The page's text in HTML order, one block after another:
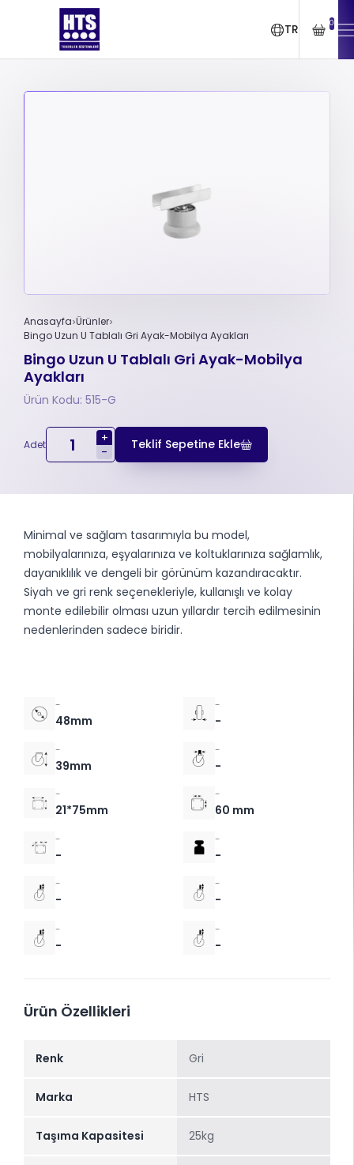
TR 0
Anasayfa Ürünler
Bingo Uzun U Tablalı Gri Ayak-Mobilya Ayakları
Bingo Uzun U Tablalı Gri Ayak-Mobilya
Ayakları
Ürün Kodu: 515-G
Adet
+
-
Teklif Sepetine Ekle
Minimal ve sağlam tasarımıyla bu model,
mobilyalarınıza, eşyalarınıza ve koltuklarınıza sağlamlık,
dayanıklılık ve dengeli bir görünüm kazandıracaktır.
Siyah ve gri renk seçenekleriyle, kullanışlı ve kolay
monte edilebilir olması uzun yıllardır tercih edilmesinin
nedenlerinden sadece biridir.
-
48mm
-
-
-
39mm
-
-
-
21*75mm
-
60 mm
-
-
-
-
-
-
-
-
-
-
-
-
Ürün Özellikleri
Renk Gri
Marka HTS
Taşıma Kapasitesi 25kg